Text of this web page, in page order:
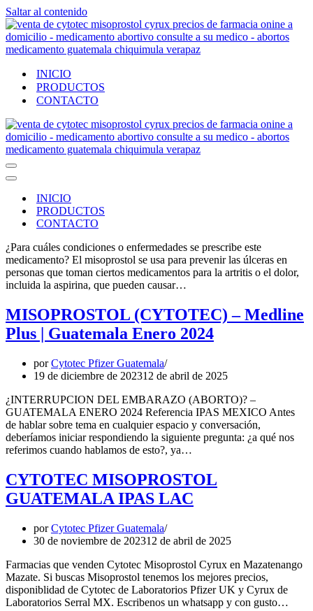
Saltar al contenido
INICIO
PRODUCTOS
CONTACTO
Menú
de
Menú
navegación
INICIO
PRODUCTOS
CONTACTO
¿Para cuáles condiciones o enfermedades se prescribe este
medicamento? El misoprostol se usa para prevenir las úlceras en
personas que toman ciertos medicamentos para la artritis o el dolor,
incluida la aspirina, que pueden causar…
MISOPROSTOL (CYTOTEC) – Medline
Plus | Guatemala Enero 2024
porCytotec Pfizer Guatemala
19 de diciembre de 202312 de abril de 2025
¿INTERRUPCION DEL EMBARAZO (ABORTO)? –
GUATEMALA ENERO 2024 Referencia IPAS MEXICO Antes
de hablar sobre tema en cualquier espacio y conversación,
deberíamos iniciar respondiendo la siguiente pregunta: ¿a qué nos
referimos cuando hablamos de esto?, ya…
CYTOTEC MISOPROSTOL
GUATEMALA IPAS LAC
porCytotec Pfizer Guatemala
30 de noviembre de 202312 de abril de 2025
Farmacias que venden Cytotec Misoprostol Cyrux en Mazatenango
Mazate. Si buscas Misoprostol tenemos los mejores precios,
disponiblidad de Cytotec de Laboratorios Pfizer UK y Cyrux de
Laboratorios Serral MX. Escribenos un whatsapp y con gusto…